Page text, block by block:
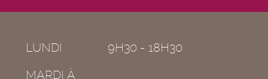
LUNDI
9H30 - 18H30
MARDI À